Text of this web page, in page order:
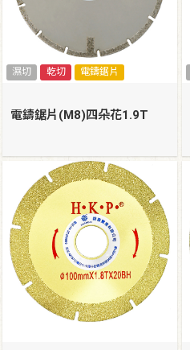
濕切 乾切 電鑄鋸片
電鑄鋸片(M8)四朵花1.9T